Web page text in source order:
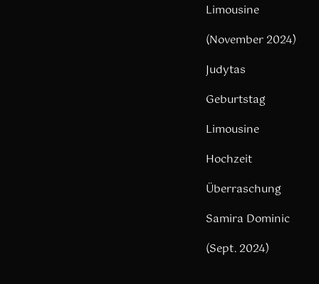
Limousine
(November 2024)
Judytas
Geburtstag
Limousine
Hochzeit
Überraschung
Samira Dominic
(Sept. 2024)